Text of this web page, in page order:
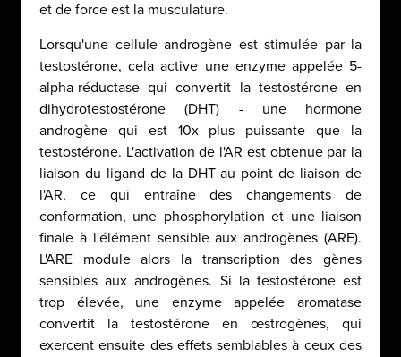
et de force est la musculature.
Lorsqu'une cellule androgène est stimulée par la
testostérone, cela active une enzyme appelée 5-
alpha-réductase qui convertit la testostérone en
dihydrotestostérone (DHT) - une hormone
androgène qui est 10x plus puissante que la
testostérone. L'activation de l'AR est obtenue par la
liaison du ligand de la DHT au point de liaison de
l'AR, ce qui entraîne des changements de
conformation, une phosphorylation et une liaison
finale à l'élément sensible aux androgènes (ARE).
L'ARE module alors la transcription des gènes
sensibles aux androgènes. Si la testostérone est
trop élevée, une enzyme appelée aromatase
convertit la testostérone en œstrogènes, qui
exercent ensuite des effets semblables à ceux des